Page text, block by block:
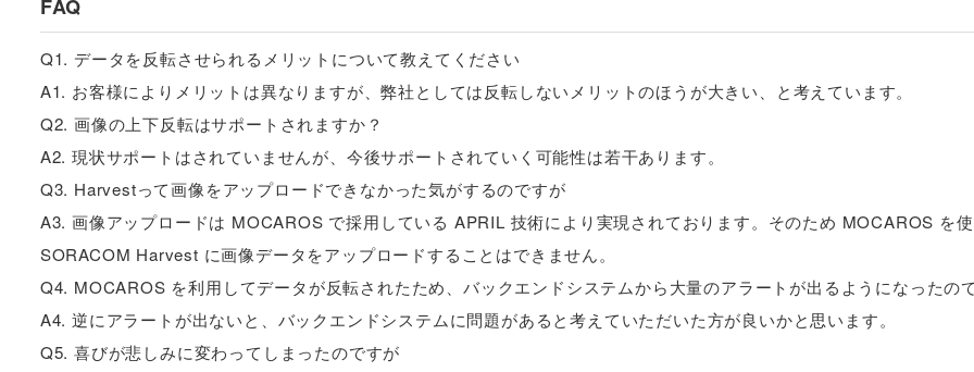
FAQ
Q1. データを反転させられるメリットについて教えてください
A1. お客様によりメリットは異なりますが、弊社としては反転しないメリットのほうが大きい、と考えています。
Q2. 画像の上下反転はサポートされますか？
A2. 現状サポートはされていませんが、今後サポートされていく可能性は若干あります。
Q3. Harvestって画像をアップロードできなかった気がするのですが
A3. 画像アップロードは MOCAROS で採用している APRIL 技術により実現されております。そのため MOCAROS を
SORACOM Harvest に画像データをアップロードすることはできません。
Q4. MOCAROS を利用してデータが反転されたため、バックエンドシステムから大量のアラートが出るようになったの
A4. 逆にアラートが出ないと、バックエンドシステムに問題があると考えていただいた方が良いかと思います。
Q5. 喜びが悲しみに変わってしまったのですが